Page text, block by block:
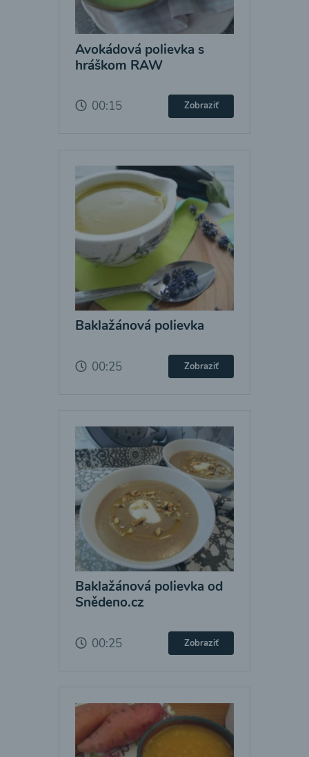
Avokádová polievka s
hráškom RAW
00:15 Zobraziť
Baklažánová polievka
00:25 Zobraziť
Baklažánová polievka od
Snědeno.cz
00:25 Zobraziť